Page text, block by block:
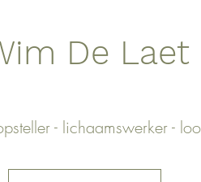
De Laet
- lichaamswerker -